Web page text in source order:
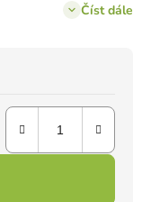
Číst dále